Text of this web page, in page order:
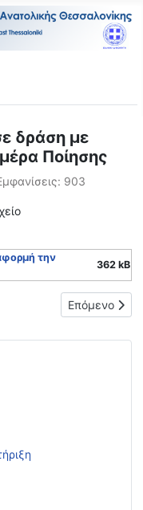
δράση με
Ποίησης
903
την
362 kB
σε ξενάγηση,
Επόμενο
Επόμενο